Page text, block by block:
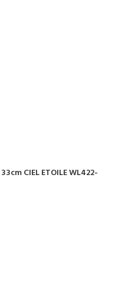
CIEL ETOILE WL422-